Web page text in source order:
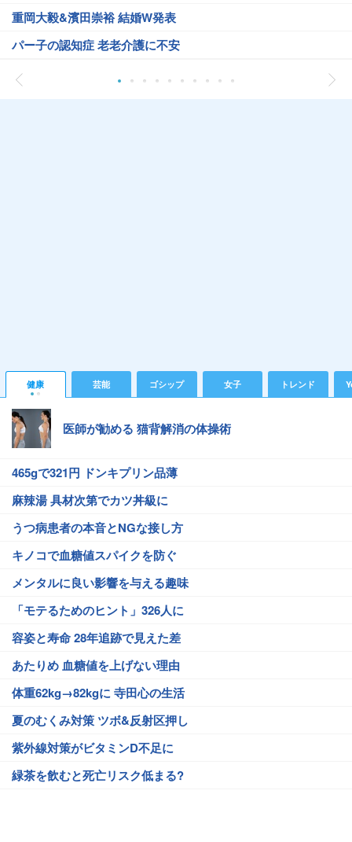
重岡大毅&濱田崇裕 結婚W発表
パー子の認知症 老老介護に不安
健康 芸能 ゴシップ 女子 トレンド
医師が勧める 猫背解消の体操術
465gで321円 ドンキプリン品薄
麻辣湯 具材次第でカツ丼級に
うつ病患者の本音とNGな接し方
キノコで血糖値スパイクを防ぐ
メンタルに良い影響を与える趣味
「モテるためのヒント」326人に
容姿と寿命 28年追跡で見えた差
あたりめ 血糖値を上げない理由
体重62kg→82kgに 寺田心の生活
夏のむくみ対策 ツボ&反射区押し
紫外線対策がビタミンD不足に
緑茶を飲むと死亡リスク低まる?